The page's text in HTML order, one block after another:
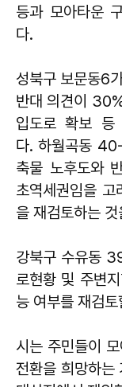
등과 모아타운
다.
성북구 보문동6
반대 의견이
입도로 확보 등
다. 하월곡동
축물 노후도와
초역세권임을
을 재검토하는
강북구 수유동
로현황 및 주변
능 여부를 재검
시는 주민들이
전환을 희망하는